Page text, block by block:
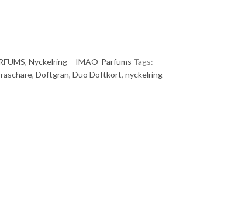
, Nyckelring – IMAO-Parfums Tags:
, Doftgran, Duo Doftkort, nyckelring